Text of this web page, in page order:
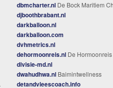
dbmcharter.nl De Bock Maritiem
djboothbrabant.nl
darkballoon.nl
darkballoon.com
dvhmetrics.nl
dehormoonreis.nl De Hormoonreis
divisie-md.nl
dwahudhwa.nl Baimintwellness
detandvleescoach.info